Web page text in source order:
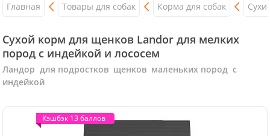
Главная Товары для собак Корма для собак
Сухой корм для щенков Landor для мелких
пород c индейкой и лососем
Ландор для подростков щенков маленьких пород с
индейкой
Кэшбэк 13 баллов